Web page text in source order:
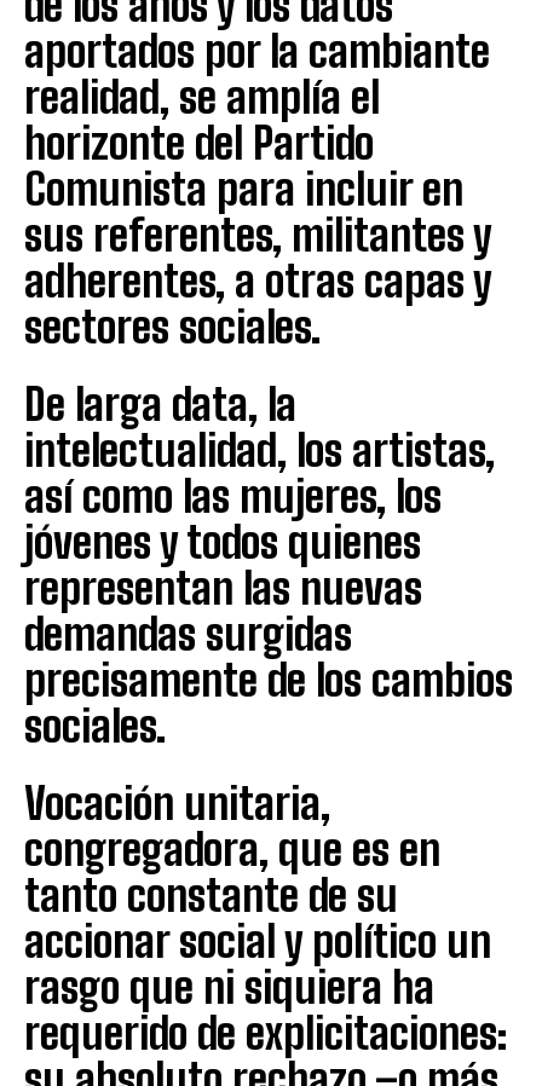
aportados por la cambiante
realidad, se amplía el
horizonte del Partido
Comunista para incluir en
sus referentes, militantes y
adherentes, a otras capas y
sectores sociales.
De larga data, la
intelectualidad, los artistas,
así como las mujeres, los
jóvenes y todos quienes
representan las nuevas
demandas surgidas
precisamente de los cambios
sociales.
Vocación unitaria,
congregadora, que es en
tanto constante de su
accionar social y político un
rasgo que ni siquiera ha
requerido de explicitaciones: